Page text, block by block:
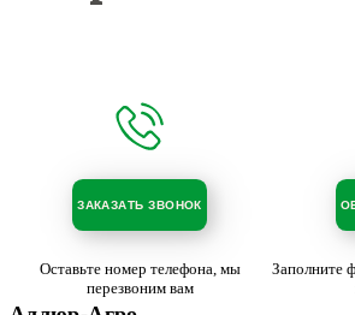
ЗАКАЗАТЬ ЗВОНОК
Оставьте номер телефона, мы
перезвоним вам
Заполните